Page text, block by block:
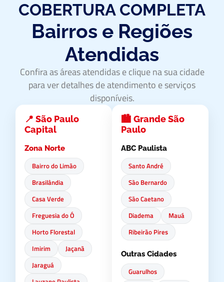
COBERTURA COMPLETA
Bairros e Regiões
Atendidas
Confira as áreas atendidas e clique na sua cidade
para ver detalhes de atendimento e serviços
disponíveis.
📍 São Paulo
Capital
Zona Norte
Bairro do Limão
Brasilândia
Casa Verde
Freguesia do Ó
Horto Florestal
Imirim
Jaçanã
Jaraguá
🏙️ Grande São
Paulo
ABC Paulista
Santo André
São Bernardo
São Caetano
Diadema
Mauá
Ribeirão Pires
Outras Cidades
Guarulhos